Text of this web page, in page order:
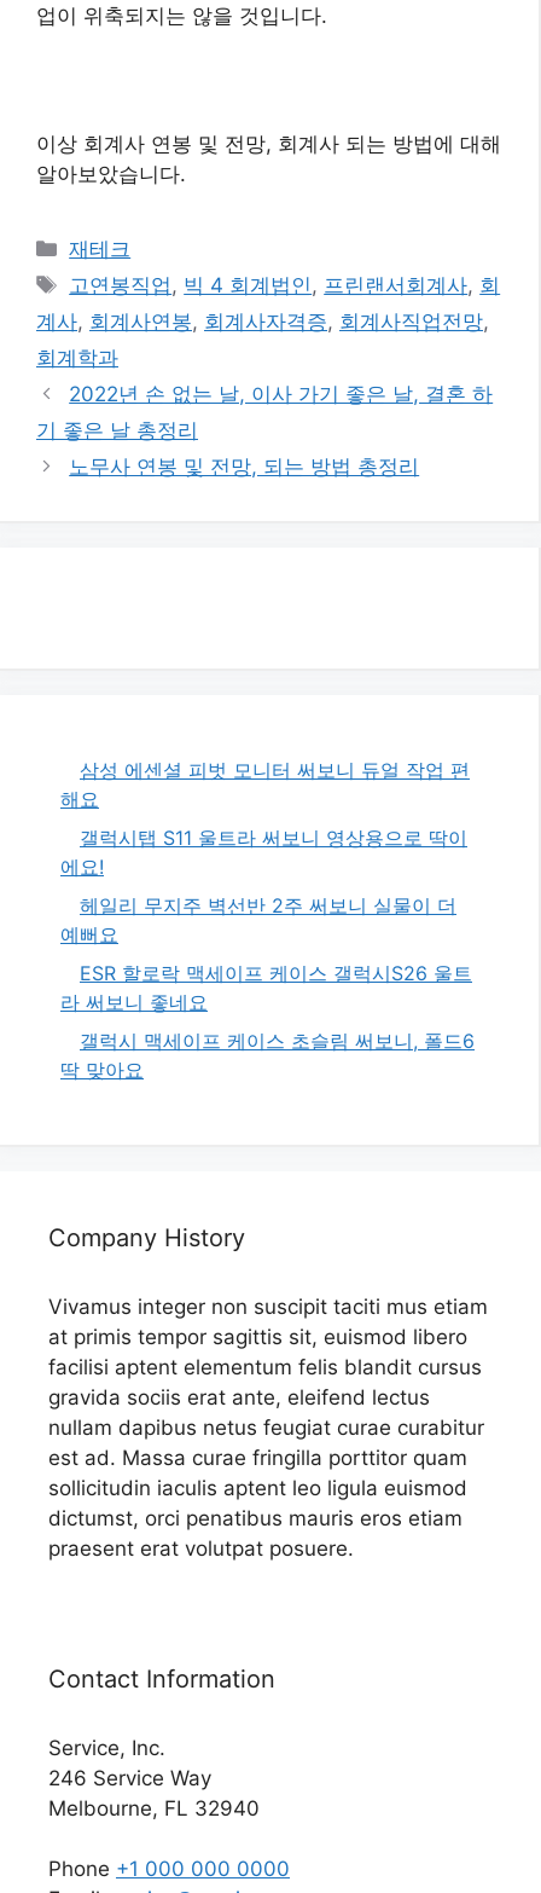
업이 위축되지는 않을 것입니다.
이상 회계사 연봉 및 전망, 회계사 되는 방법에 대해
알아보았습니다.
카
테
리
재테크
태
그
고연봉직업 , 빅 4 회계법인 , 프린랜서회계사, 회
계사, 회계사연봉, 회계사자격증, 회계사직업전망,
회계학과
2022년 손 없는 날, 이사 가기 좋은 날, 결혼 하
기 좋은 날 총정리
노무사 연봉 및 전망, 되는 방법 총정리
삼성 에센셜 피벗 모니터 써보니 듀얼 작업 편
해요
갤럭시탭 S11 울트라 써보니 영상용으로 딱이
에요!
헤일리 무지주 벽선반 2주 써보니 실물이 더
예뻐요
ESR 할로락 맥세이프 케이스 갤럭시S26 울트
라 써보니 좋네요
갤럭시 맥세이프 케이스 초슬림 써보니, 폴드6
딱 맞아요
Company History
Vivamus integer non suscipit taciti mus etiam
at primis tempor sagittis sit, euismod libero
facilisi aptent elementum felis blandit cursus
gravida sociis erat ante, eleifend lectus
nullam dapibus netus feugiat curae curabitur
est ad. Massa curae fringilla porttitor quam
sollicitudin iaculis aptent leo ligula euismod
dictumst, orci penatibus mauris eros etiam
praesent erat volutpat posuere.
Contact Information
Service, Inc.
246 Service Way
Melbourne, FL 32940
Phone +1 000 000 0000